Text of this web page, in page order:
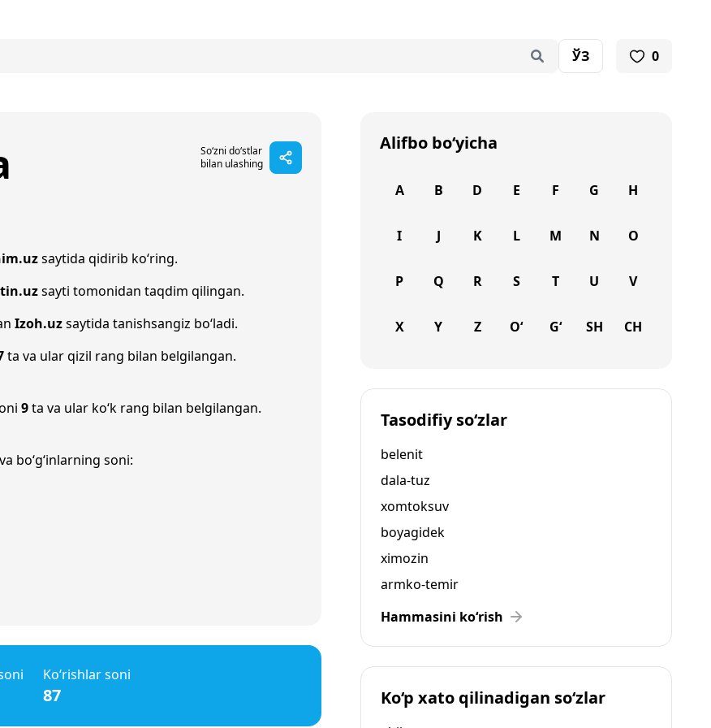
ЎЗ 0
So‘zni do‘stlar
bilan ulashing
saytida qidirib ko‘ring.
sayti tomonidan taqdim qilingan.
Izoh.uzsaytida tanishsangiz bo‘ladi.
ta va ular qizil rang bilan belgilangan.
9ta va ular ko‘k rang bilan belgilangan.
bo‘g‘inlarning soni:
Ko‘rishlar soni
87
Alifbo bo‘yicha
A B D E F G H
I J K L M N O
P Q R S T U V
X Y Z O‘ G‘ SH CH
Tasodifiy so‘zlar
belenit
dala-tuz
xomtoksuv
boyagidek
ximozin
armko-temir
Hammasini ko‘rish
Ko‘p xato qilinadigan so‘zlar